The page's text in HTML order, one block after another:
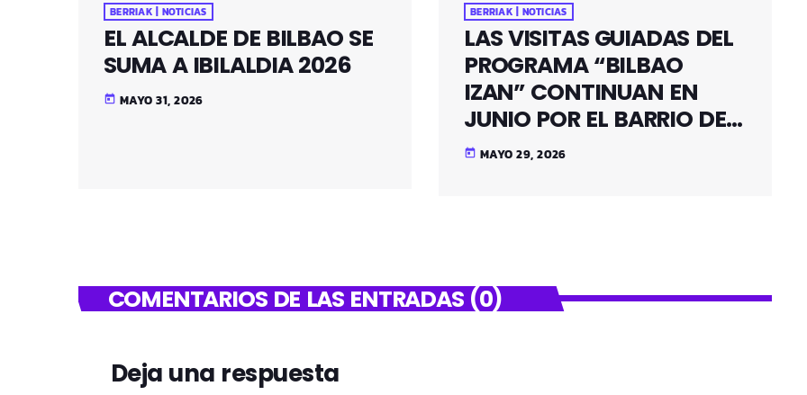
BERRIAK | NOTICIAS
EL ALCALDE DE BILBAO SE
SUMA A IBILALDIA 2026
today MAYO 31, 2026
BERRIAK | NOTICIAS
LAS VISITAS GUIADAS DEL
PROGRAMA “BILBAO
IZAN” CONTINUAN EN
JUNIO POR EL BARRIO DE
SANTUTXU
today MAYO 29, 2026
COMENTARIOS DE LAS ENTRADAS (0)
Deja una respuesta